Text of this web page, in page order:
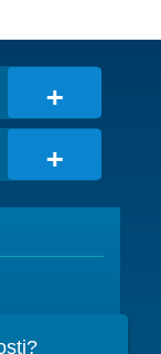
+
+